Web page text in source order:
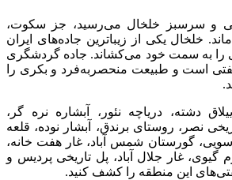
و سرسبز خلخال می‌رسید، جز سکوت،
خلخال یکی از زیباترین جاده‌های ایران
را به سمت خود می‌کشاند. جاده گردشگری
است و طبیعت منحصربه‌فرد و بکری را
دشته، دریاچه نئور، آبشاره نره گر،
نصر، روستای برندق، آبشار نوده، قلعه
گورستان شمس آباد، غار هفت خانه،
گیوی، غار جلال آباد، پل تاریخی پردیس و
این منطقه را کشف کنید.